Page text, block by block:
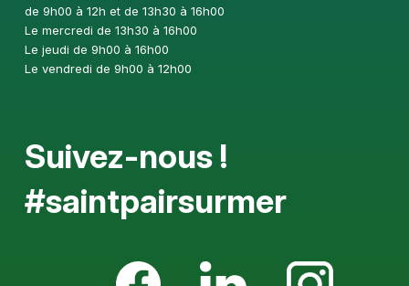
de 9h00 à 12h et de 13h30 à 16h00
Le mercredi de 13h30 à 16h00
Le jeudi de 9h00 à 16h00
Le vendredi de 9h00 à 12h00
Suivez-nous !
#saintpairsurmer